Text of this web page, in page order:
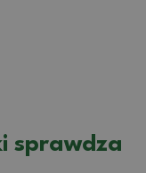
sprawdza